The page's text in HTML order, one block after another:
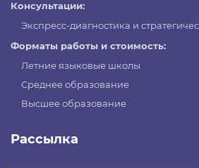
Консультации:
Экспресс-диагностика и
Форматы работы и стоимость:
Летние языковые школы
Среднее образование
Высшее образование
Рассылка